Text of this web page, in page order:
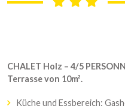
CHALET Holz – 4/5
Terrasse von 10m².
Küche und Essbereich: